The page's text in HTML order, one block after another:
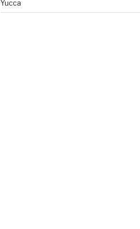
Yucca